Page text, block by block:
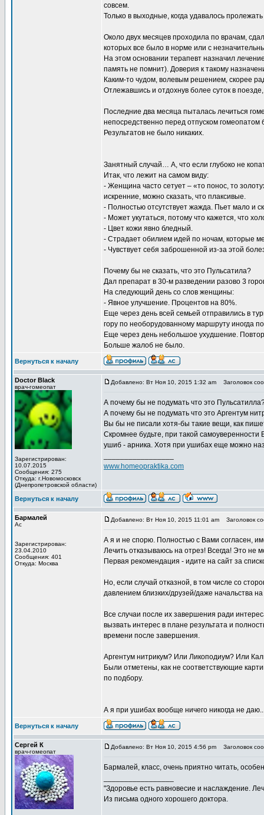
совсем.
Только в выходные, когда удавалось
Около двух месяцев проходила по врачам,
которых все было в норме или с
На этом основании терапевт назначил
память не помнит). Доверия к такому
Каким-то чудом, волевым решением, скорее
Отлежавшись и отдохнув более суток в
Последние два месяца пыталась лечиться
непосредственно перед отпуском
Результатов не было никаких.
Занятный случай… А, что если глубоко не
Итак, что лежит на самом виду:
- Женщина часто сетует – «то понос, то
искренние, можно сказать, что плаксивые.
- Полностью отсутствует жажда. Пьет мало и
- Может укутаться, потому что кажется, что
- Цвет кожи явно бледный.
- Страдает обилием идей по ночам, которые
- Чувствует себя заброшенной из-за этой
Почему бы не сказать, что это Пульсатила?
Дал препарат в 30-м разведении разово 3
На следующий день со слов женщины:
- Явное улучшение. Процентов на 80%.
Еще через день всей семьей отправились в
гору по необорудованному маршруту иногда
Еще через день небольшое ухудшение.
Больше жалоб не было.
Вернуться к началу
Doctor Black
врач-гомеопат
Зарегистрирован:
10.07.2015
Сообщения: 275
Откуда: г.Новомосковск
(Днепропетровской области)
Добавлено: Вт Ноя 10, 2015 1:32 am Заголовок
А почему бы не подумать что это
А почему бы не подумать что это Аргентум
Вы бы не писали хотя-бы такие вещи, как
Скромнее будьте, при такой
ушиб - арника. Хотя при ушибах еще можно
www.homeopraktika.com
Вернуться к началу
Бармалей
Ас
Зарегистрирован:
23.04.2010
Сообщения: 401
Откуда: Москва
Добавлено: Вт Ноя 10, 2015 11:01 am Заголовок
А я и не спорю. Полностью с Вами согласен,
Лечить отказываюсь на отрез! Всегда! Это не
Первая рекомендация - идите на сайт за
Но, если случай отказной, в том числе со
давлением близких/друзей/даже начальства
Все случаи после их завершения ради
вызвать интерес в плане результата и
времени после завершения.
Аргентум нитрикум? Или Ликоподиум? Или
Были отметены, как не соответствующие
по подбору.
А я при ушибах вообще ничего никогда не
Вернуться к началу
Сергей К
врач-гомеопат
Добавлено: Вт Ноя 10, 2015 4:56 pm Заголовок
Бармалей, класс, очень приятно читать,
"Здоровье есть равновесие и наслаждение.
Из письма одного хорошего доктора.